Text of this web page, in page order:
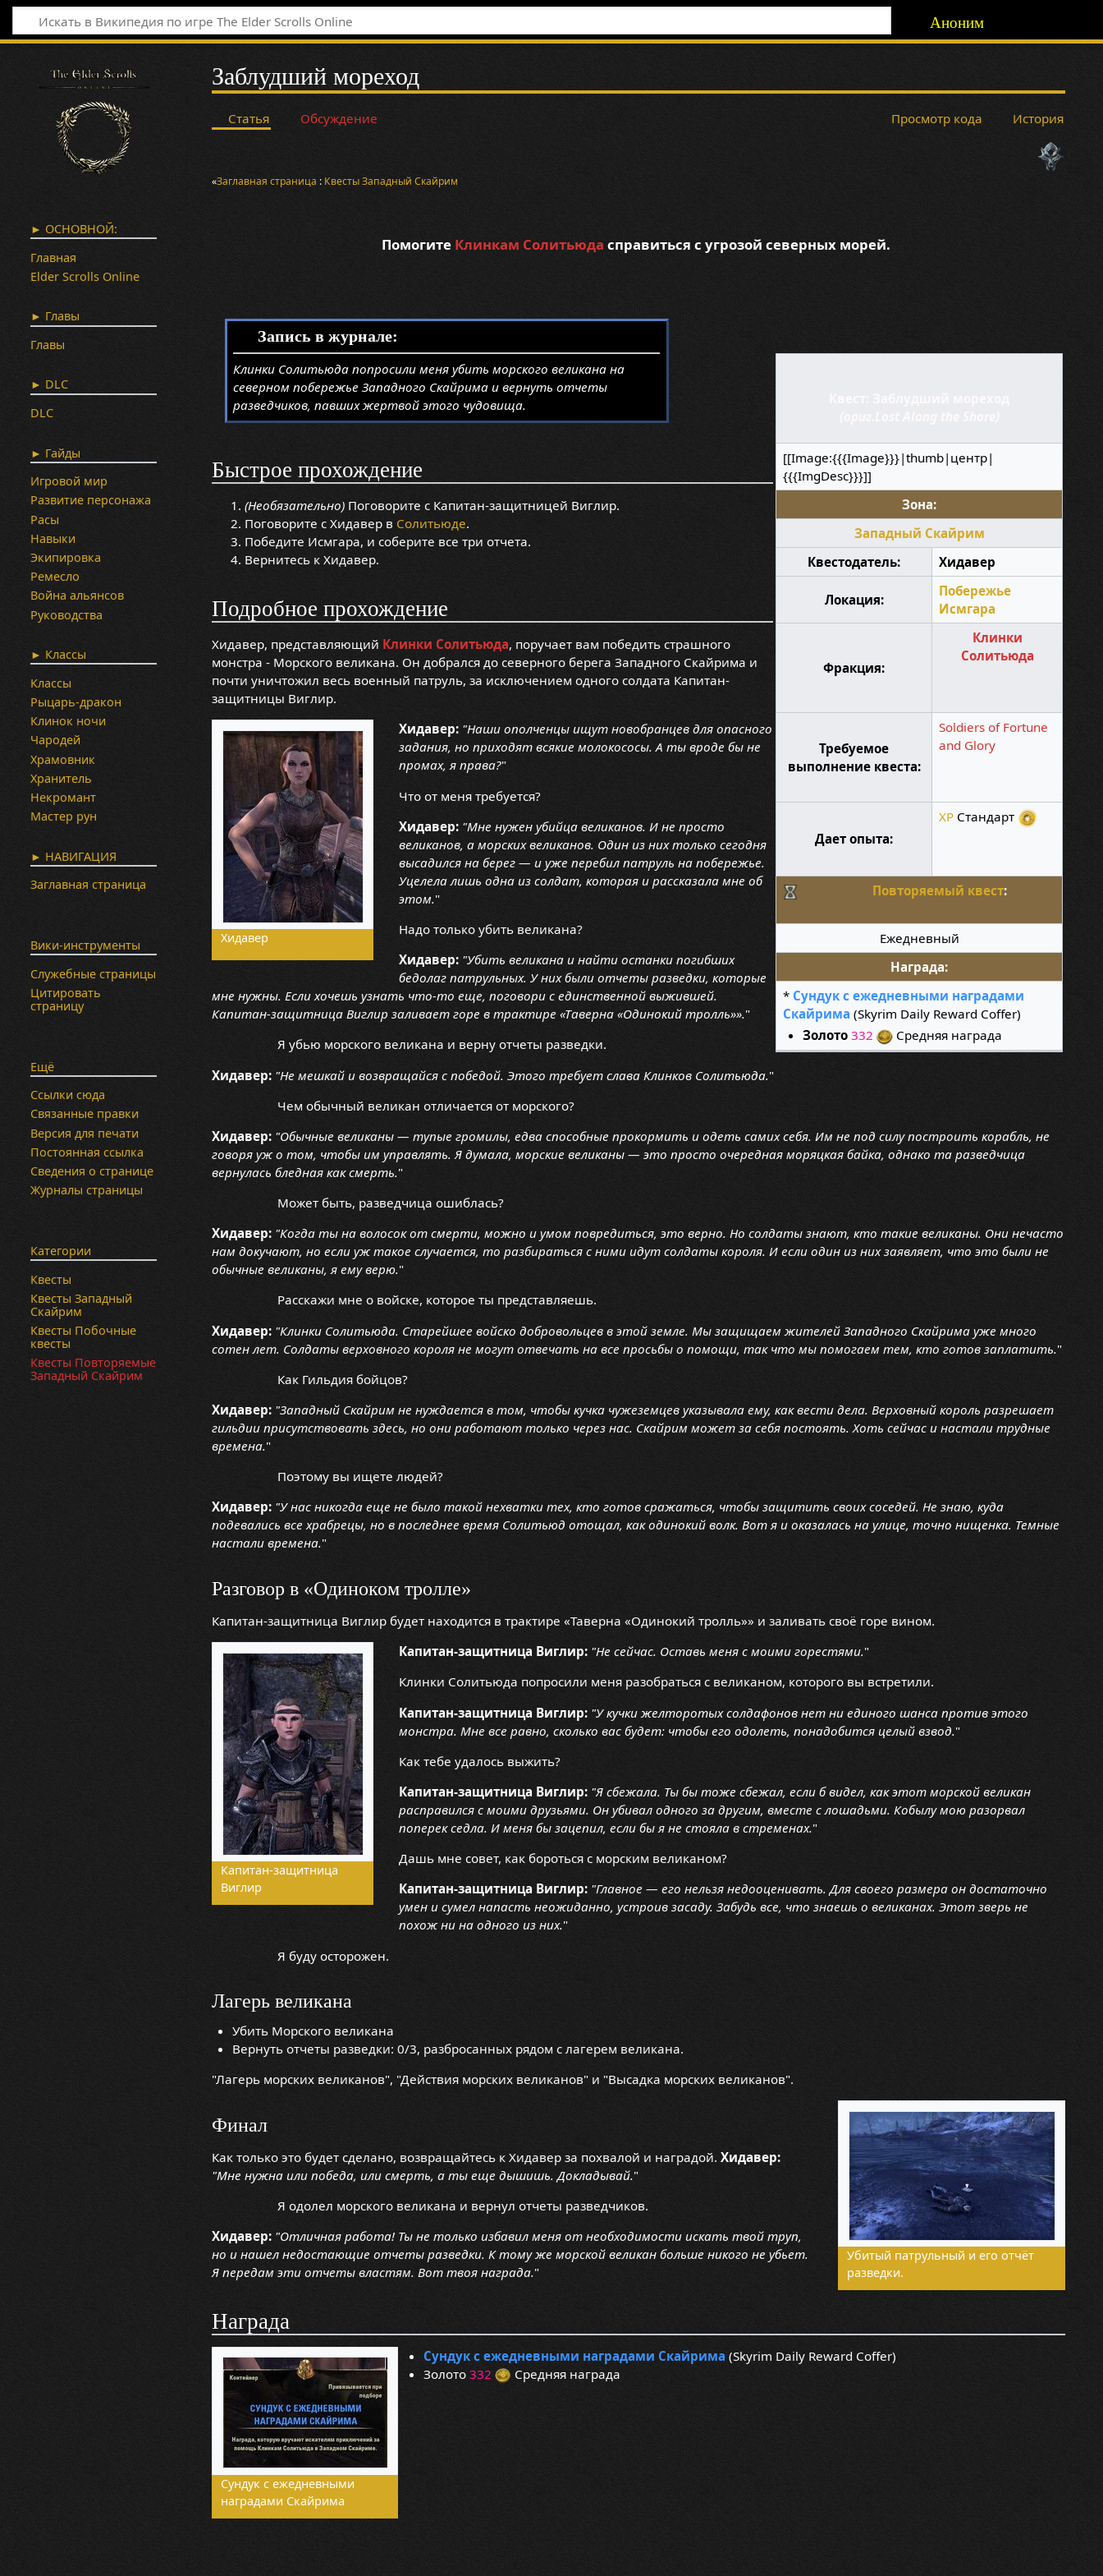
Аноним
Заблудший мореход
Статья Обсуждение Просмотр кода История
«Заглавная страница : КвестыЗападный Скайрим
Помогите Клинкам Солитьюда справиться с угрозой северных морей.
Запись в журнале:
Клинки Солитьюда попросили меня убить морского великана на
северном побережье Западного Скайрима и вернуть отчеты
разведчиков, павших жертвой этого чудовища.
[[Image:{{{Image}}}|thumb|центр|
{{{ImgDesc}}}]]
Зона:
Западный Скайрим
Квестодатель:
Хидавер
Локация:
Побережье
Исмгара
Фракция:
Клинки
Солитьюда
Требуемое
выполнение квеста:
Soldiers of Fortune
and Glory
Дает опыта:
XP Стандарт
Повторяемый квест:
Ежедневный
Награда:
* Сундук с ежедневными наградами
Скайрима (Skyrim Daily Reward Coffer)
Золото 332 Средняя награда
Быстрое прохождение
(Необязательно) Поговорите с Капитан-защитницей Виглир.
Поговорите с Хидавер в Солитьюде.
Победите Исмгара, и соберите все три отчета.
Вернитесь к Хидавер.
Подробное прохождение
Хидавер, представляющий Клинки Солитьюда, поручает вам победить страшного
монстра - Морского великана. Он добрался до северного берега Западного Скайрима и
почти уничтожил весь военный патруль, за исключением одного солдата Капитан-
защитницы Виглир.
Хидавер
Хидавер: "Наши ополченцы ищут новобранцев для опасного
задания, но приходят всякие молокососы. А ты вроде бы не
промах, я права?"
Что от меня требуется?
Хидавер: "Мне нужен убийца великанов. И не просто
великанов, а морских великанов. Один из них только сегодня
высадился на берег — и уже перебил патруль на побережье.
Уцелела лишь одна из солдат, которая и рассказала мне об
этом."
Надо только убить великана?
Хидавер: "Убить великана и найти останки погибших
бедолаг патрульных. У них были отчеты разведки, которые
мне нужны. Если хочешь узнать что-то еще, поговори с единственной выжившей.
Капитан-защитница Виглир заливает горе в трактире «Таверна «Одинокий тролль»»."
Я убью морского великана и верну отчеты разведки.
Хидавер: "Не мешкай и возвращайся с победой. Этого требует слава Клинков Солитьюда."
Чем обычный великан отличается от морского?
Хидавер: "Обычные великаны — тупые громилы, едва способные прокормить и одеть самих себя. Им не под силу построить корабль, не
говоря уж о том, чтобы им управлять. Я думала, морские великаны — это просто очередная моряцкая байка, однако та разведчица
вернулась бледная как смерть."
Может быть, разведчица ошиблась?
Хидавер: "Когда ты на волосок от смерти, можно и умом повредиться, это верно. Но солдаты знают, кто такие великаны. Они нечасто
нам докучают, но если уж такое случается, то разбираться с ними идут солдаты короля. И если один из них заявляет, что это были не
обычные великаны, я ему верю."
Расскажи мне о войске, которое ты представляешь.
Хидавер: "Клинки Солитьюда. Старейшее войско добровольцев в этой земле. Мы защищаем жителей Западного Скайрима уже много
сотен лет. Солдаты верховного короля не могут отвечать на все просьбы о помощи, так что мы помогаем тем, кто готов заплатить."
Как Гильдия бойцов?
Хидавер: "Западный Скайрим не нуждается в том, чтобы кучка чужеземцев указывала ему, как вести дела. Верховный король разрешает
гильдии присутствовать здесь, но они работают только через нас. Скайрим может за себя постоять. Хоть сейчас и настали трудные
времена."
Поэтому вы ищете людей?
Хидавер: "У нас никогда еще не было такой нехватки тех, кто готов сражаться, чтобы защитить своих соседей. Не знаю, куда
подевались все храбрецы, но в последнее время Солитьюд отощал, как одинокий волк. Вот я и оказалась на улице, точно нищенка. Темные
настали времена."
Разговор в «Одиноком тролле»
Капитан-защитница Виглир будет находится в трактире «Таверна «Одинокий тролль»» и заливать своё горе вином.
Капитан-защитница
Виглир
Капитан-защитница Виглир: "Не сейчас. Оставь меня с моими горестями."
Клинки Солитьюда попросили меня разобраться с великаном, которого вы встретили.
Капитан-защитница Виглир: "У кучки желторотых солдафонов нет ни единого шанса против этого
монстра. Мне все равно, сколько вас будет: чтобы его одолеть, понадобится целый взвод."
Как тебе удалось выжить?
Капитан-защитница Виглир: "Я сбежала. Ты бы тоже сбежал, если б видел, как этот морской великан
расправился с моими друзьями. Он убивал одного за другим, вместе с лошадьми. Кобылу мою разорвал
поперек седла. И меня бы зацепил, если бы я не стояла в стременах."
Дашь мне совет, как бороться с морским великаном?
Капитан-защитница Виглир: "Главное — его нельзя недооценивать. Для своего размера он достаточно
умен и сумел напасть неожиданно, устроив засаду. Забудь все, что знаешь о великанах. Этот зверь не
похож ни на одного из них."
Я буду осторожен.
Лагерь великана
Убить Морского великана
Вернуть отчеты разведки: 0/3, разбросанных рядом с лагерем великана.
"Лагерь морских великанов", "Действия морских великанов" и "Высадка морских великанов".
Убитый патрульный и его отчёт
разведки.
Финал
Как только это будет сделано, возвращайтесь к Хидавер за похвалой и наградой.Хидавер:
"Мне нужна или победа, или смерть, а ты еще дышишь. Докладывай."
Я одолел морского великана и вернул отчеты разведчиков.
Хидавер: "Отличная работа! Ты не только избавил меня от необходимости искать твой труп,
но и нашел недостающие отчеты разведки. К тому же морской великан больше никого не убьет.
Я передам эти отчеты властям. Вот твоя награда."
Награда
Сундук с ежедневными
наградами Скайрима
Сундук с ежедневными наградами Скайрима (Skyrim Daily Reward Coffer)
Золото 332 Средняя награда
► ОСНОВНОЙ:
Главная
Elder Scrolls Online
► Главы
Главы
► DLC
DLC
► Гайды
Игровой мир
Развитие персонажа
Расы
Навыки
Экипировка
Ремесло
Война альянсов
Руководства
► Классы
Классы
Рыцарь-дракон
Клинок ночи
Чародей
Храмовник
Хранитель
Некромант
Мастер рун
► НАВИГАЦИЯ
Заглавная страница
Вики-инструменты
Служебные страницы
Цитировать
страницу
Ещё
Ссылки сюда
Связанные правки
Версия для печати
Постоянная ссылка
Сведения о странице
Журналы страницы
Категории
Квесты
Квесты Западный
Скайрим
Квесты Побочные
квесты
Квесты Повторяемые
Западный Скайрим